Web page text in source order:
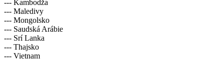
--- Kambodža
--- Maledivy
--- Mongolsko
--- Saudská Arábie
--- Srí Lanka
--- Thajsko
--- Vietnam